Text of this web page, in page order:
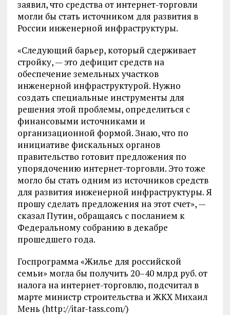
заявил, что средства от интернет-торговли
могли бы стать источником для развития в
России инженерной инфраструктуры.
«Следующий барьер, который сдерживает
стройку, — это дефицит средств на
обеспечение земельных участков
инженерной инфраструктурой. Нужно
создать специальные инструменты для
решения этой проблемы, определиться с
финансовыми источниками и
организационной формой. Знаю, что по
инициативе фискальных органов
правительство готовит предложения по
упорядочению интернет-торговли. Это тоже
могло бы стать одним из источников средств
для развития инженерной инфраструктуры. Я
прошу сделать предложения на этот счет», —
сказал Путин, обращаясь с посланием к
Федеральному собранию в декабре
прошедшего года.
Госпрограмма «Жилье для российской
семьи» могла бы получить 20–40 млрд руб. от
налога на интернет-торговлю, подсчитал в
марте министр строительства и ЖКХ Михаил
Мень (http://itar-tass.com/)